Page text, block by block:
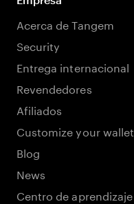
Acerca de Tangem
Security
Entrega internacional
Revendedores
Afiliados
Customize your wallet
Blog
News
Centro de aprendizaje